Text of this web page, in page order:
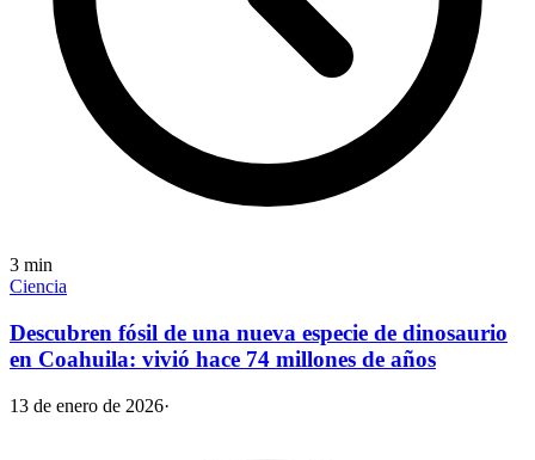
3 min
Ciencia
Descubren fósil de una nueva especie de dinosaurio
en Coahuila: vivió hace 74 millones de años
13 de enero de 2026·